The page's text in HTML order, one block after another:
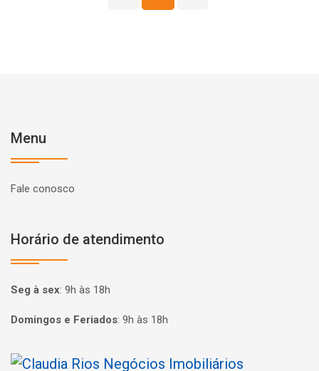
Menu
Fale conosco
Horário de atendimento
Seg à sex: 9h às 18h
Domingos e Feriados: 9h às 18h
Página inicial